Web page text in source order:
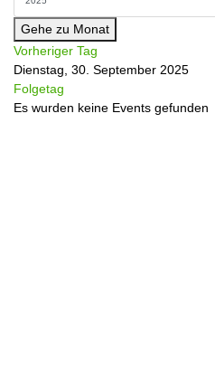
Gehe zu Monat
Vorheriger Tag
Dienstag, 30. September 2025
Folgetag
Es wurden keine Events gefunden